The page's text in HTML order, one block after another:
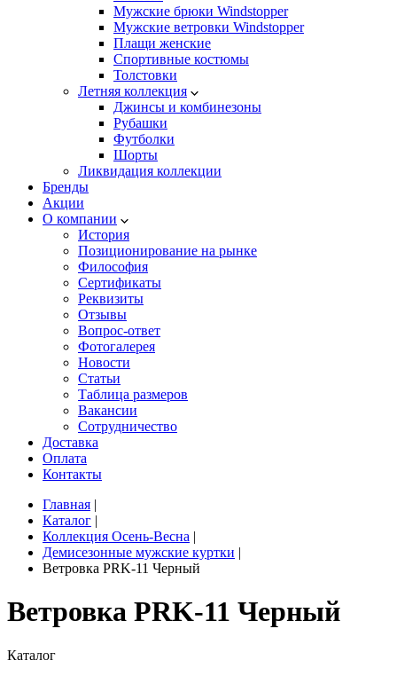
Мужские брюки Windstopper
Мужские ветровки Windstopper
Плащи женские
Спортивные костюмы
Толстовки
Летняя коллекция
Джинсы и комбинезоны
Рубашки
Футболки
Шорты
Ликвидация коллекции
Бренды
Акции
О компании
История
Позиционирование на рынке
Философия
Сертификаты
Реквизиты
Отзывы
Вопрос-ответ
Фотогалерея
Новости
Статьи
Таблица размеров
Вакансии
Сотрудничество
Доставка
Оплата
Контакты
Главная |
Каталог |
Коллекция Осень-Весна |
Демисезонные мужские куртки |
Ветровка PRK-11 Черный
Ветровка PRK-11 Черный
Каталог